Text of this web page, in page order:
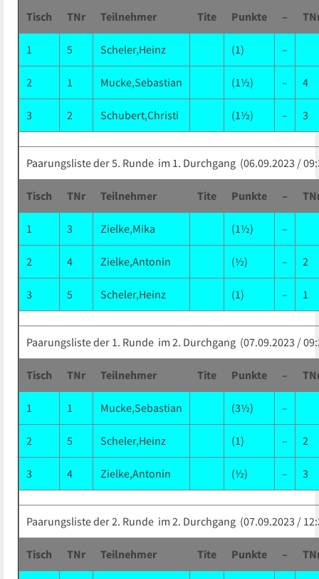
Tisch TNr Teilnehmer Tite Punkte –
1 5 Scheler,Heinz (1) –
2 1 Mucke,Sebastian (1½) – 4
3 2 Schubert,Christi (1½) – 3
Paarungsliste der 5. Runde im 1. Durchgang (06.09.2023 /
Tisch TNr Teilnehmer Tite Punkte –
1 3 Zielke,Mika (1½) –
2 4 Zielke,Antonin (½) – 2
3 5 Scheler,Heinz (1) – 1
Paarungsliste der 1. Runde im 2. Durchgang (07.09.2023 /
Tisch TNr Teilnehmer Tite Punkte –
1 1 Mucke,Sebastian (3½) –
2 5 Scheler,Heinz (1) – 2
3 4 Zielke,Antonin (½) – 3
Paarungsliste der 2. Runde im 2. Durchgang (07.09.2023 /
Tisch TNr Teilnehmer Tite Punkte –